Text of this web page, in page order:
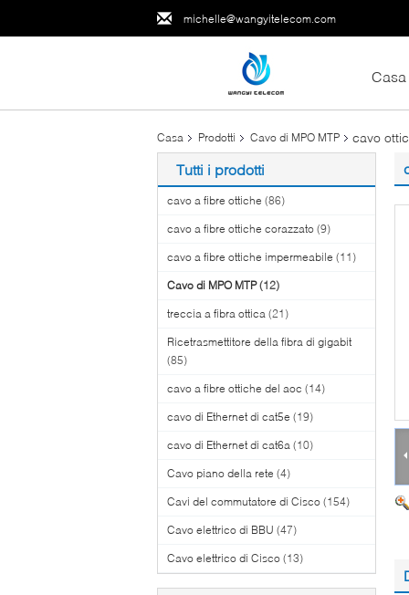
michelle@wangyitelecom.com
Casa
Casa Prodotti Cavo di MPO MTP cavo
Tutti i prodotti
cavo a fibre ottiche (86)
cavo a fibre ottiche corazzato (9)
cavo a fibre ottiche impermeabile (11)
Cavo di MPO MTP (12)
treccia a fibra ottica (21)
Ricetrasmettitore della fibra di gigabit
(85)
cavo a fibre ottiche del aoc (14)
cavo di Ethernet di cat5e (19)
cavo di Ethernet di cat6a (10)
Cavo piano della rete (4)
Cavi del commutatore di Cisco (154)
Cavo elettrico di BBU (47)
Cavo elettrico di Cisco (13)